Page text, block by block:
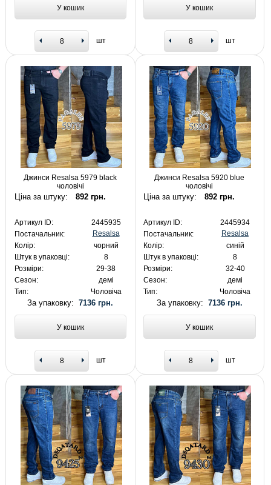
У кошик
шт
У кошик
шт
Джинси Resalsa 5979 black
чоловічі
Ціна за штуку: 892 грн.
Артикул ID:
2445935
Постачальник:
Resalsa
Колір:
чорний
Штук в упаковці:
8
Розміри:
29-38
Сезон:
демі
Тип:
Чоловіча
За упаковку:7136 грн.
У кошик
шт
Джинси Resalsa 5920 blue
чоловічі
Ціна за штуку: 892 грн.
Артикул ID:
2445934
Постачальник:
Resalsa
Колір:
синій
Штук в упаковці:
8
Розміри:
32-40
Сезон:
демі
Тип:
Чоловіча
За упаковку: 7136 грн.
У кошик
шт